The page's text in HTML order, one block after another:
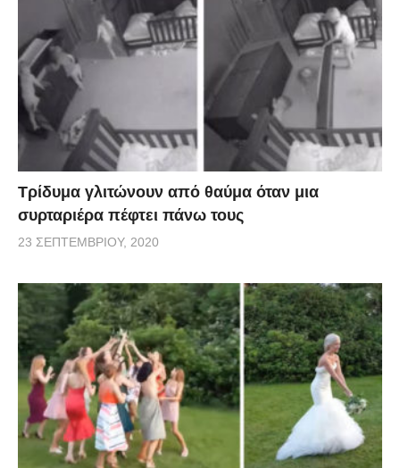
Τρίδυμα γλιτώνουν από θαύμα όταν μια
συρταριέρα πέφτει πάνω τους
23 ΣΕΠΤΕΜΒΡΊΟΥ, 2020